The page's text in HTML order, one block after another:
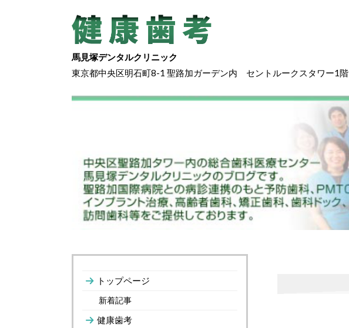
馬見塚デンタルクリニック
東京都中央区明石町8-1 聖路加ガーデン内 セントルークスタワー1階
トップページ
新着記事
健康歯考